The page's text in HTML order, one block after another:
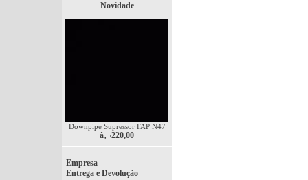
Novidade
Downpipe Supressor FAP N47
â‚¬220,00
Empresa
Entrega e Devolução